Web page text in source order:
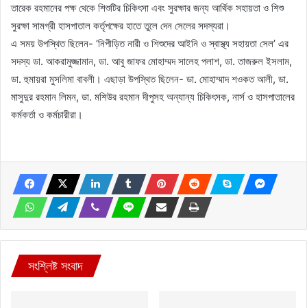
তারেক রহমানের পক্ষ থেকে শিশুটির চিকিৎসা এবং সুরক্ষার জন্য আর্থিক সহায়তা ও শিশু
সুরক্ষা সামগ্রী হাসপাতাল কর্তৃপক্ষের হাতে তুলে দেন সেলের সদস্যরা।
এ সময় উপস্থিত ছিলেন- ‘নিপীড়িত নারী ও শিশুদের আইনি ও স্বাস্থ্য সহায়তা সেল’ এর
সদস্য ডা. আকরামুজ্জামান, ডা. আবু জাফর মোহাম্মদ সালেহ পলাশ, ডা. তাজরুল ইসলাম,
ডা. হুমায়রা মুসলিমা বাবলী। এছাড়া উপস্থিত ছিলেন- ডা. মোহাম্মাদ শওকত আলী, ডা.
মাসুদুর রহমান লিমন, ডা. মশিউর রহমান দীপুসহ অন্যান্য চিকিৎসক, নার্স ও হাসপাতালের
কর্মকর্তা ও কর্মচারীরা।
সংশ্লিষ্ট সংবাদ